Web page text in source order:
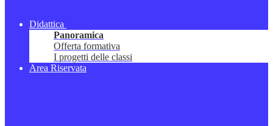
Didattica
Panoramica
Offerta formativa
I progetti delle classi
Area Riservata